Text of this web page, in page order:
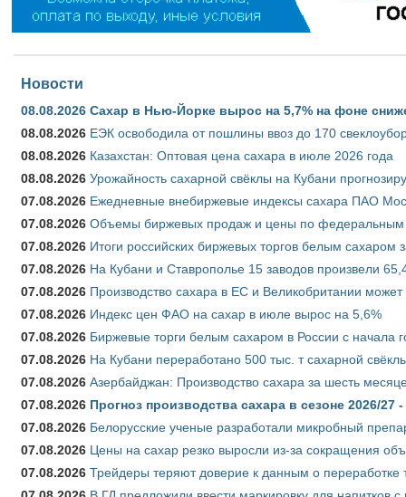
Новости
08.08.2026 Сахар в Нью-Йорке вырос на 5,7% на фоне
08.08.2026 ЕЭК освободила от пошлины ввоз до 170
08.08.2026 Казахстан: Оптовая цена сахара в июле 2026 года
08.08.2026 Урожайность сахарной свёклы на Кубани
07.08.2026 Ежедневные внебиржевые индексы сахара ПАО
07.08.2026 Объемы биржевых продаж и цены по федеральным
07.08.2026 Итоги российских биржевых торгов белым сахаром
07.08.2026 На Кубани и Ставрополье 15 заводов произвели
07.08.2026 Производство сахара в ЕС и Великобритании
07.08.2026 Индекс цен ФАО на сахар в июле вырос на 5,6%
07.08.2026 Биржевые торги белым сахаром в России с начала
07.08.2026 На Кубани переработано 500 тыс. т сахарной
07.08.2026 Азербайджан: Производство сахара за шесть
07.08.2026 Прогноз производства сахара в сезоне 2026/
07.08.2026 Белорусские ученые разработали микробный
07.08.2026 Цены на сахар резко выросли из-за сокращения
07.08.2026 Трейдеры теряют доверие к данным о переработке